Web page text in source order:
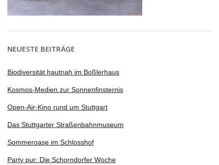
NEUESTE BEITRÄGE
Biodiversität hautnah im Boßlerhaus
Kosmos-Medien zur Sonnenfinsternis
Open-Air-Kino rund um Stuttgart
Das Stuttgarter Straßenbahnmuseum
Sommeroase im Schlosshof
Party pur: Die Schorndorfer Woche